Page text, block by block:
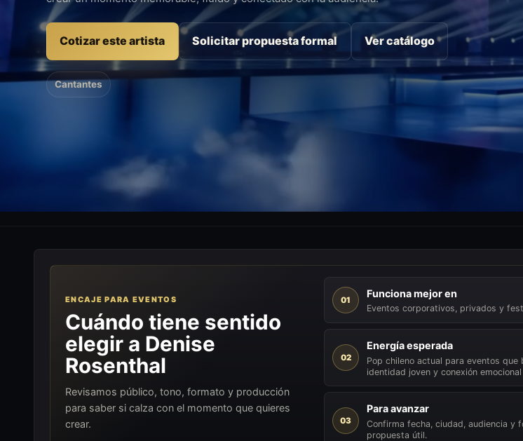
Cotizar este artista Solicitar propuesta formal Ver catálogo
Cantantes
ENCAJE PARA EVENTOS
Cuándo tiene sentido
elegir a Denise
Rosenthal
Revisamos público, tono, formato y producción
para saber si calza con el momento que quieres
crear.
01
Funciona mejor en
Eventos corporativos, privados y
02
Energía esperada
Pop chileno actual para eventos que
identidad joven y conexión
03
Para avanzar
Confirma fecha, ciudad, audiencia y
propuesta útil.